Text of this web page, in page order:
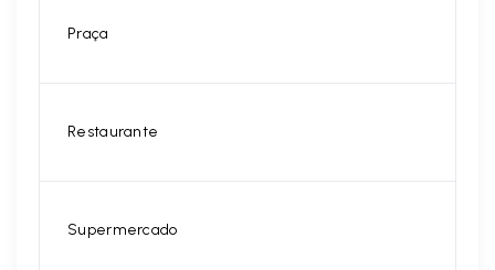
Praça
Restaurante
Supermercado